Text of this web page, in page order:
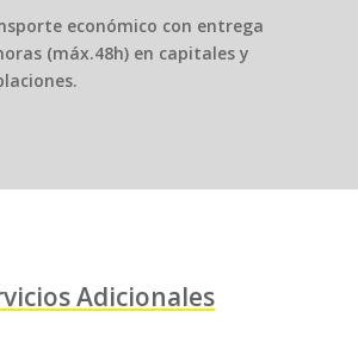
económico con entrega
(máx.48h) en capitales y
Adicionales